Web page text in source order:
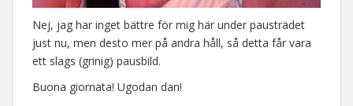
Nej, jag har inget bättre för mig här under pausträdet
just nu, men desto mer på andra håll, så detta får vara
ett slags (grinig) pausbild.
Buona giornata! Ugodan dan!